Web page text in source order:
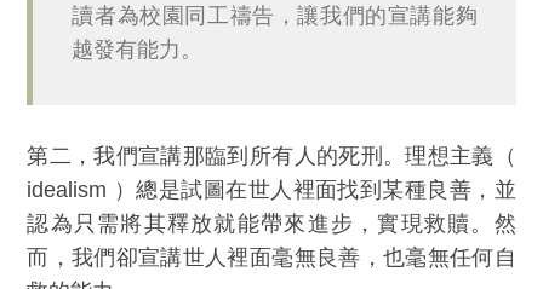
讀者為校園同工禱告，讓我們的宣講能夠
越發有能力。
第二，我們宣講那臨到所有人的死刑。理想主義（
idealism ）總是試圖在世人裡面找到某種良善，並
認為只需將其釋放就能帶來進步，實現救贖。然
而，我們卻宣講世人裡面毫無良善，也毫無任何自